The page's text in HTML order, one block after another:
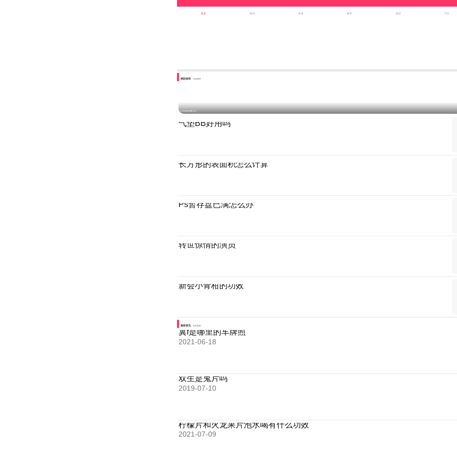
首页 数码 美食 教育 旅游 汽车
精彩推荐 为您推荐
过年高速免费几天
气垫BB好用吗
长方形的表面积怎么计算
Ps暂存盘已满怎么办
转世惊情的演员
新会小青柑的功效
最新资讯 实时更新
冀f是哪里的车牌照
2021-06-18
双生是鬼片吗
2019-07-10
柠檬片和火龙果片泡水喝有什么功效
2021-07-09